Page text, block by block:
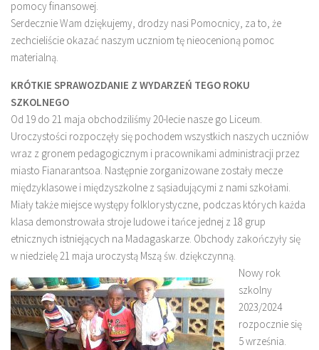
pomocy finansowej.
Serdecznie Wam dziękujemy, drodzy nasi Pomocnicy, za to, że
zechcieliście okazać naszym uczniom tę nieocenioną pomoc
materialną.
KRÓTKIE SPRAWOZDANIE Z WYDARZEŃ TEGO ROKU
SZKOLNEGO
Od 19 do 21 maja obchodziliśmy 20-lecie nasze go Liceum.
Uroczystości rozpoczęły się pochodem wszystkich naszych uczniów
wraz z gronem pedagogicznym i pracownikami administracji przez
miasto Fianarantsoa. Następnie zorganizowane zostały mecze
międzyklasowe i międzyszkolne z sąsiadującymi z nami szkołami.
Miały także miejsce występy folklorystyczne, podczas których każda
klasa demonstrowała stroje ludowe i tańce jednej z 18 grup
etnicznych istniejących na Madagaskarze. Obchody zakończyły się
w niedzielę 21 maja uroczystą Mszą św. dziękczynną.
Nowy rok
szkolny
2023/2024
rozpocznie się
5 września.